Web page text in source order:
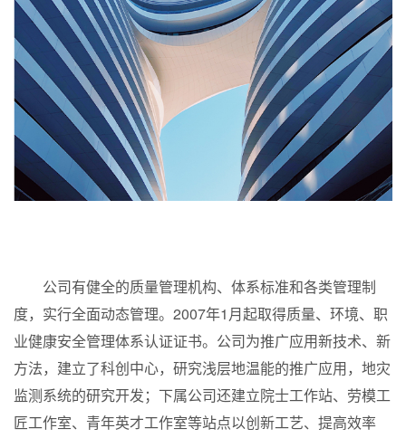
公司有健全的质量管理机构、体系标准和各类管理制
度，实行全面动态管理。2007年1月起取得质量、环境、职
业健康安全管理体系认证证书。公司为推广应用新技术、新
方法，建立了科创中心，研究浅层地温能的推广应用，地灾
监测系统的研究开发；下属公司还建立院士工作站、劳模工
匠工作室、青年英才工作室等站点以创新工艺、提高效率